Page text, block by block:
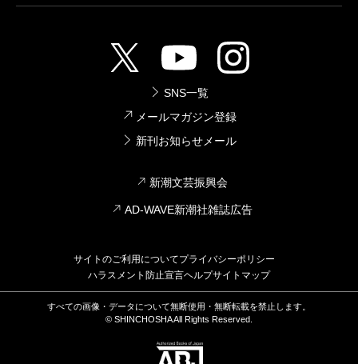
SNS一覧
メールマガジン登録
新刊お知らせメール
新潮文芸振興会
AD-WAVE新潮社雑誌広告
サイトのご利用についてプライバシーポリシー
ハラスメント防止宣言ヘルプサイトマップ
すべての画像・データについて無断使用・無断転載を禁止します。
© SHINCHOSHA All Rights Reserved.